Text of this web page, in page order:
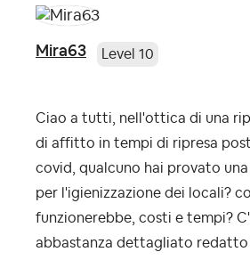
Mira63 Level 10
Ciao a tutti, nell'ottica di una
di affitto in tempi di ripresa
covid, qualcuno hai provato
per l'igienizzazione dei locali?
funzionerebbe, costi e tempi?
abbastanza dettagliato redatto